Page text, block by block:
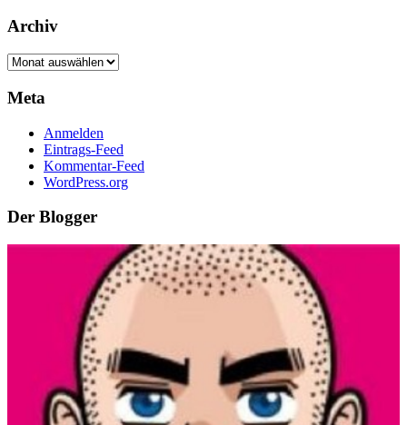
Archiv
Archiv
Meta
Anmelden
Eintrags-Feed
Kommentar-Feed
WordPress.org
Der Blogger